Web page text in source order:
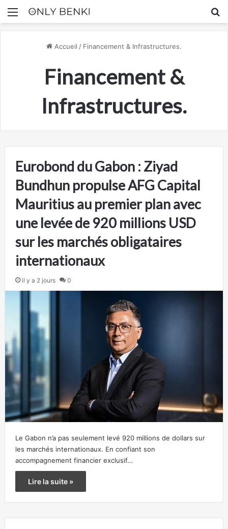
Menu
Accueil / Financement & Infrastructures.
Financement &
Infrastructures.
Eurobond du Gabon : Ziyad
Bundhun propulse AFG Capital
Mauritius au premier plan avec
une levée de 920 millions USD
sur les marchés obligataires
internationaux
il y a 2 jours 0
Le Gabon n’a pas seulement levé 920 millions de dollars sur
les marchés internationaux. En confiant son
accompagnement financier exclusif…
Lire la suite »